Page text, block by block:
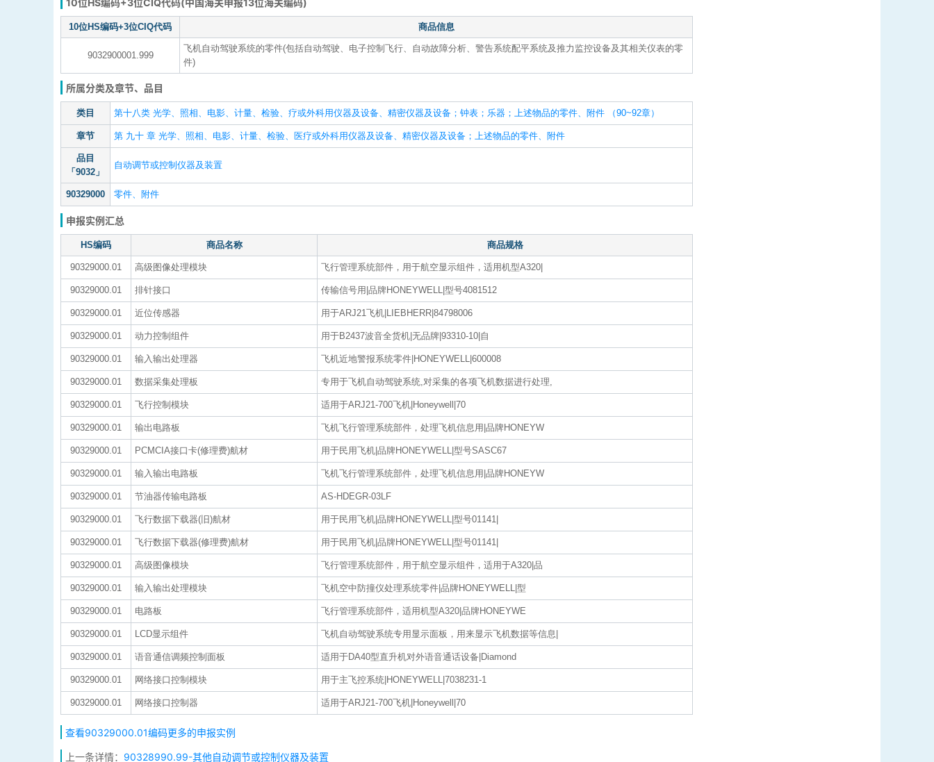
10位HS编码+3位CIQ代码(中国海关申报13位海关编码)
10位HS编码+3位CIQ代码 商品信息
9032900001.999
飞机自动驾驶系统的零件(包括自动驾驶、电子控制飞行、自动故障分析、警告系统配平系统及推力监控设备及其相关仪表的零
件)
所属分类及章节、品目
类目 第十八类 光学、照相、电影、计量、检验、疗或外科用仪器及设备、精密仪器及设备；钟表；乐器；上述物品的零件、附件 （90~92章）
章节 第 九十 章 光学、照相、电影、计量、检验、医疗或外科用仪器及设备、精密仪器及设备；上述物品的零件、附件
品目
「9032」
自动调节或控制仪器及装置
90329000 零件、附件
申报实例汇总
HS编码 商品名称 商品规格
90329000.01 高级图像处理模块 飞行管理系统部件，用于航空显示组件，适用机型A320|
90329000.01 排针接口 传输信号用|品牌HONEYWELL|型号4081512
90329000.01 近位传感器 用于ARJ21飞机|LIEBHERR|84798006
90329000.01 动力控制组件 用于B2437波音全货机|无品牌|93310-10|自
90329000.01 输入输出处理器 飞机近地警报系统零件|HONEYWELL|600008
90329000.01 数据采集处理板 专用于飞机自动驾驶系统,对采集的各项飞机数据进行处理,
90329000.01 飞行控制模块 适用于ARJ21-700飞机|Honeywell|70
90329000.01 输出电路板 飞机飞行管理系统部件，处理飞机信息用|品牌HONEYW
90329000.01 PCMCIA接口卡(修理费)航材 用于民用飞机|品牌HONEYWELL|型号SASC67
90329000.01 输入输出电路板 飞机飞行管理系统部件，处理飞机信息用|品牌HONEYW
90329000.01 节油器传输电路板 AS-HDEGR-03LF
90329000.01 飞行数据下载器(旧)航材 用于民用飞机|品牌HONEYWELL|型号01141|
90329000.01 飞行数据下载器(修理费)航材 用于民用飞机|品牌HONEYWELL|型号01141|
90329000.01 高级图像模块 飞行管理系统部件，用于航空显示组件，适用于A320|品
90329000.01 输入输出处理模块 飞机空中防撞仪处理系统零件|品牌HONEYWELL|型
90329000.01 电路板 飞行管理系统部件，适用机型A320|品牌HONEYWE
90329000.01 LCD显示组件 飞机自动驾驶系统专用显示面板，用来显示飞机数据等信息|
90329000.01 语音通信调频控制面板 适用于DA40型直升机对外语音通话设备|Diamond
90329000.01 网络接口控制模块 用于主飞控系统|HONEYWELL|7038231-1
90329000.01 网络接口控制器 适用于ARJ21-700飞机|Honeywell|70
查看90329000.01编码更多的申报实例
上一条详情： 90328990.99-其他自动调节或控制仪器及装置